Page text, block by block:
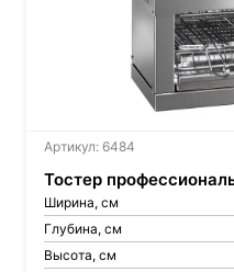
Артикул: 6484
Тостер
Ширина, см
Глубина, см
Высота, см